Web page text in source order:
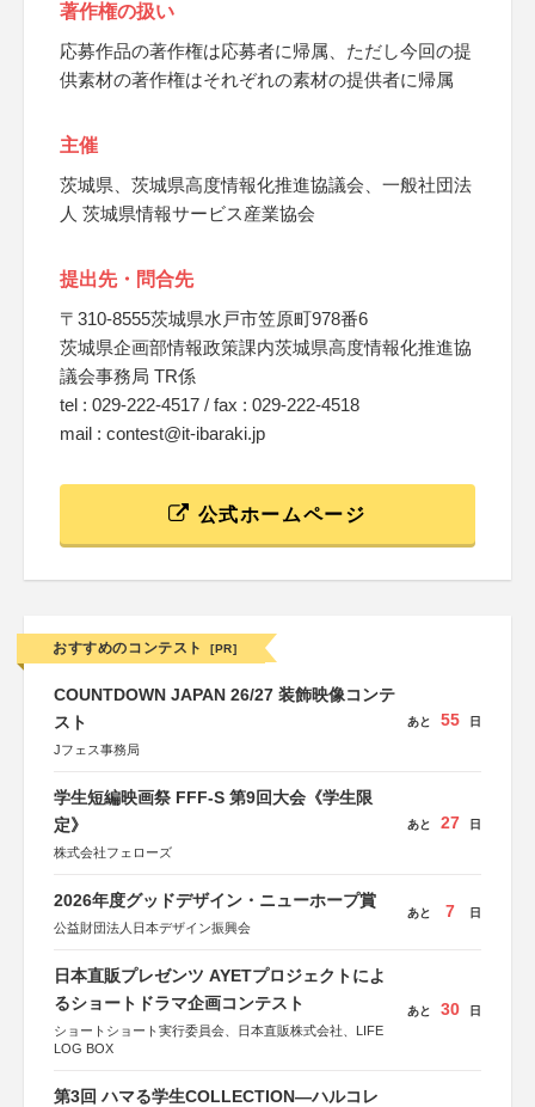
著作権の扱い
応募作品の著作権は応募者に帰属、ただし今回の提
供素材の著作権はそれぞれの素材の提供者に帰属
主催
茨城県、茨城県高度情報化推進協議会、一般社団法
人 茨城県情報サービス産業協会
提出先・問合先
〒310-8555茨城県水戸市笠原町978番6
茨城県企画部情報政策課内茨城県高度情報化推進協
議会事務局 TR係
tel : 029-222-4517 / fax : 029-222-4518
mail : contest@it-ibaraki.jp
公式ホームページ
おすすめのコンテスト [PR]
COUNTDOWN JAPAN 26/27 装飾映像コンテ
スト
Jフェス事務局
あと 55 日
学生短編映画祭 FFF-S 第9回大会《学生限
定》
株式会社フェローズ
あと 27 日
2026年度グッドデザイン・ニューホープ賞
公益財団法人日本デザイン振興会
あと 7 日
日本直販プレゼンツ AYETプロジェクトによ
るショートドラマ企画コンテスト
ショートショート実行委員会、日本直販株式会社、LIFE
LOG BOX
あと 30 日
第3回 ハマる学生COLLECTION―ハルコレ